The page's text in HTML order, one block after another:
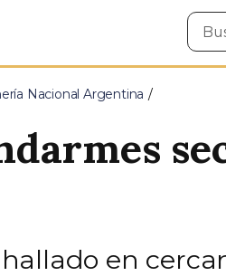
en
Nacional Argentina
en